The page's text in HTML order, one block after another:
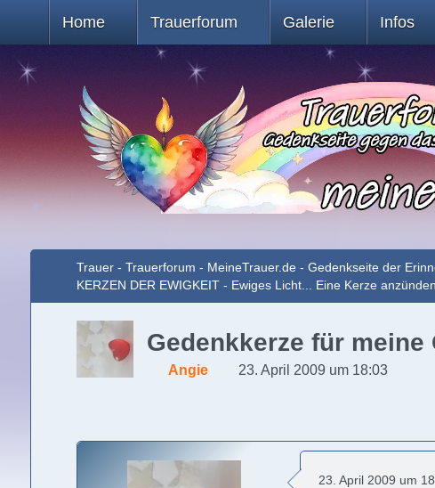
Home Trauerforum Galerie Infos
Trauer - Trauerforum - MeineTrauer.de - Gedenkseite der
KERZEN DER EWIGKEIT - Ewiges Licht... Eine Kerze anzünden
Gedenkkerze für meine
Angie 23. April 2009 um 18:03
23. April 2009 um